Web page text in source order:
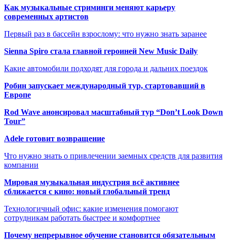
Как музыкальные стриминги меняют карьеру
современных артистов
Первый раз в бассейн взрослому: что нужно знать заранее
Sienna Spiro стала главной героиней New Music Daily
Какие автомобили подходят для города и дальних поездок
Робин запускает международный тур, стартовавший в
Европе
Rod Wave анонсировал масштабный тур “Don’t Look Down
Tour”
Adele готовит возвращение
Что нужно знать о привлечении заемных средств для развития
компании
Мировая музыкальная индустрия всё активнее
сближается с кино: новый глобальный тренд
Технологичный офис: какие изменения помогают
сотрудникам работать быстрее и комфортнее
Почему непрерывное обучение становится обязательным